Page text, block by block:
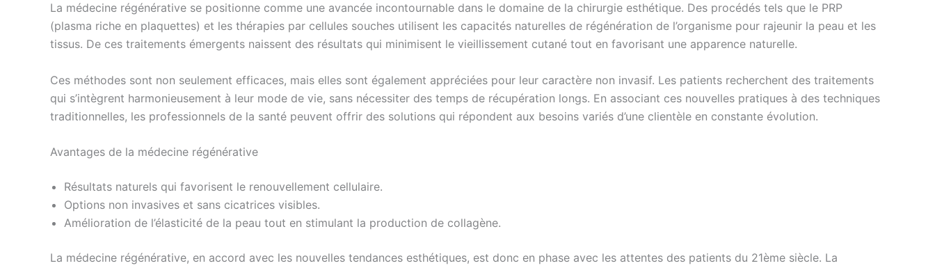
La médecine régénérative se positionne comme une avancée incontournable dans le domaine de la chirurgie esthétique. Des procédés tels que le PRP
(plasma riche en plaquettes) et les thérapies par cellules souches utilisent les capacités naturelles de régénération de l’organisme pour rajeunir la peau et les
tissus. De ces traitements émergents naissent des résultats qui minimisent le vieillissement cutané tout en favorisant une apparence naturelle.
Ces méthodes sont non seulement efficaces, mais elles sont également appréciées pour leur caractère non invasif. Les patients recherchent des traitements
qui s’intègrent harmonieusement à leur mode de vie, sans nécessiter des temps de récupération longs. En associant ces nouvelles pratiques à des techniques
traditionnelles, les professionnels de la santé peuvent offrir des solutions qui répondent aux besoins variés d’une clientèle en constante évolution.
Avantages de la médecine régénérative
Résultats naturels qui favorisent le renouvellement cellulaire.
Options non invasives et sans cicatrices visibles.
Amélioration de l’élasticité de la peau tout en stimulant la production de collagène.
La médecine régénérative, en accord avec les nouvelles tendances esthétiques, est donc en phase avec les attentes des patients du 21ème siècle. La